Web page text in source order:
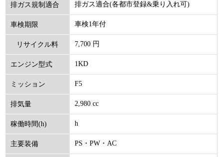
排ガス規制適合 排ガス適合(各都市登録&乗り入れ可)
車検期限 車検1年付
リサイクル料
(円)
7,700 円
エンジン型式 1KD
ミッション F5
排気量 2,980 cc
稼働時間(h) h
主要装備 PS・PW・AC